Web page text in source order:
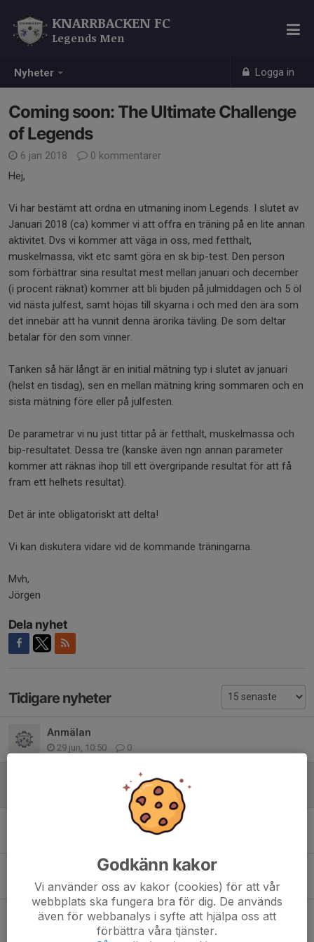
Nyheter Logga in
KNARRBACKEN FC
Legends Men
Coming soon: The Ultimate Challenge
of Legends
6 jan 2018
0 kommentarer
Hej,
Vi har bestämt att ordna en utmaning inom Legends. I slutet av
Januari 2018 (ca) kommer vi att offra en träning på en lite annan
aktivitet. Dvs vi kommer att väga in oss, med fetthalt,
muskelmassa, vikt etc samt göra en sk bip-test. Den person
som förbättrar sina resultat mest mellan januari och december
(i procent räknat) kommer att bli bjuden på julmiddagen och 5 öl
vid nästa julfest, samt höjas till skyarna i och med den ära som
det innebär att ha vunnit denna ärorika tävling. De som deltar
betalar för den som vinner.
Tanken så här långt är en initial mätning typ i slutet av januari
(helst en tisdag), sen en mellan mätning kring sommaren och en
sista mätning före eller på julfesten.
De parametrar vi nu just tittar på är fetthalt, muskelmassa och
bip-resultatet. Dessa tre (kanske även ngn annan parameter
kommer att räknas ihop till ett övergripande resultat för att få
fram ett helhets resultat).
Det är inte obligatoriskt att delta!
Vi kan diskutera vidare vid de kommande träningarna.
Mvh,
Jörgen
Dela nyhet
Tidigare nyheter
Anmälan
29 jun, 10:50 0
Coming soon: The Ultimate Challenge of Legends
Ingen träning ikväll den 28/11
From oktober spelar vi även på tisdagar
25 sep 2017 2
Ingen träning den 29/08
26 aug 2017 0
Godkänn kakor
Vi använder oss av kakor (cookies) för att vår
webbplats ska fungera bra för dig. De används
även för webbanalys i syfte att hjälpa oss att
förbättra våra tjänster.